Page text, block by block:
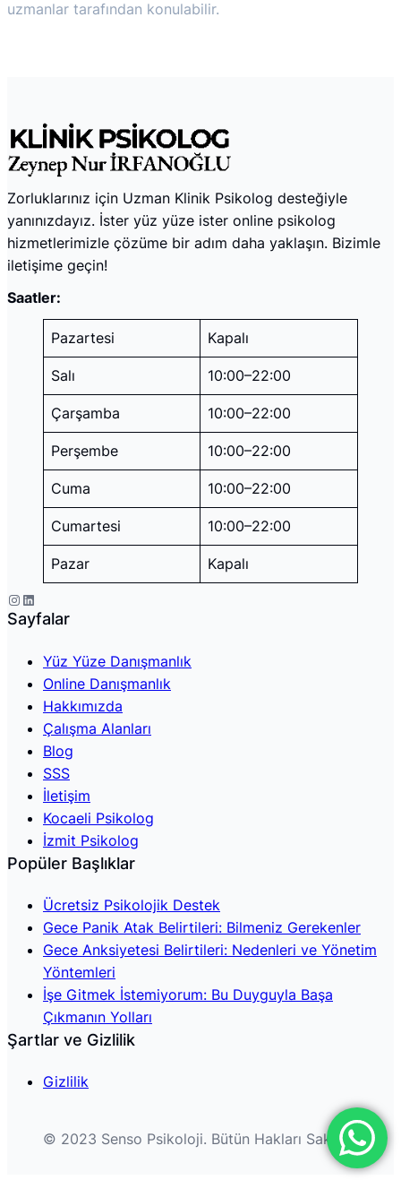
uzmanlar tarafından konulabilir.
Zorluklarınız için Uzman Klinik Psikolog desteğiyle
yanınızdayız. İster yüz yüze ister online psikolog
hizmetlerimizle çözüme bir adım daha yaklaşın. Bizimle
iletişime geçin!
Saatler:
Pazartesi Kapalı
Salı 10:00–22:00
Çarşamba 10:00–22:00
Perşembe 10:00–22:00
Cuma 10:00–22:00
Cumartesi 10:00–22:00
Pazar
Kapalı
Instagram LinkedIn
Sayfalar
Yüz Yüze Danışmanlık
Online Danışmanlık
Hakkımızda
Çalışma Alanları
Blog
SSS
İletişim
Kocaeli Psikolog
İzmit Psikolog
Popüler Başlıklar
Ücretsiz Psikolojik Destek
Gece Panik Atak Belirtileri: Bilmeniz Gerekenler
Gece Anksiyetesi Belirtileri: Nedenleri ve Yönetim
Yöntemleri
İşe Gitmek İstemiyorum: Bu Duyguyla Başa
Çıkmanın Yolları
Şartlar ve Gizlilik
Gizlilik
© 2023 Senso Psikoloji. Bütün Hakları Saklıdır.